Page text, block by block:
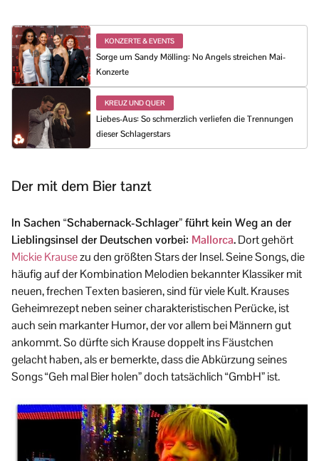
KONZERTE & EVENTS
Sorge um Sandy Mölling: No Angels streichen Mai-
Konzerte
KREUZ UND QUER
Liebes-Aus: So schmerzlich verliefen die Trennungen
dieser Schlagerstars
Der mit dem Bier tanzt
In Sachen “Schabernack-Schlager” führt kein Weg an der
Lieblingsinsel der Deutschen vorbei: Mallorca.Dort gehört
Mickie Krausezu den größten Stars der Insel. Seine Songs, die
häufig auf der Kombination Melodien bekannter Klassiker mit
neuen, frechen Texten basieren, sind für viele Kult. Krauses
Geheimrezept neben seiner charakteristischen Perücke, ist
auch sein markanter Humor, der vor allem bei Männern gut
ankommt. So dürfte sich Krause doppelt ins Fäustchen
gelacht haben, als er bemerkte, dass die Abkürzung seines
Songs “Geh mal Bier holen” doch tatsächlich “GmbH” ist.